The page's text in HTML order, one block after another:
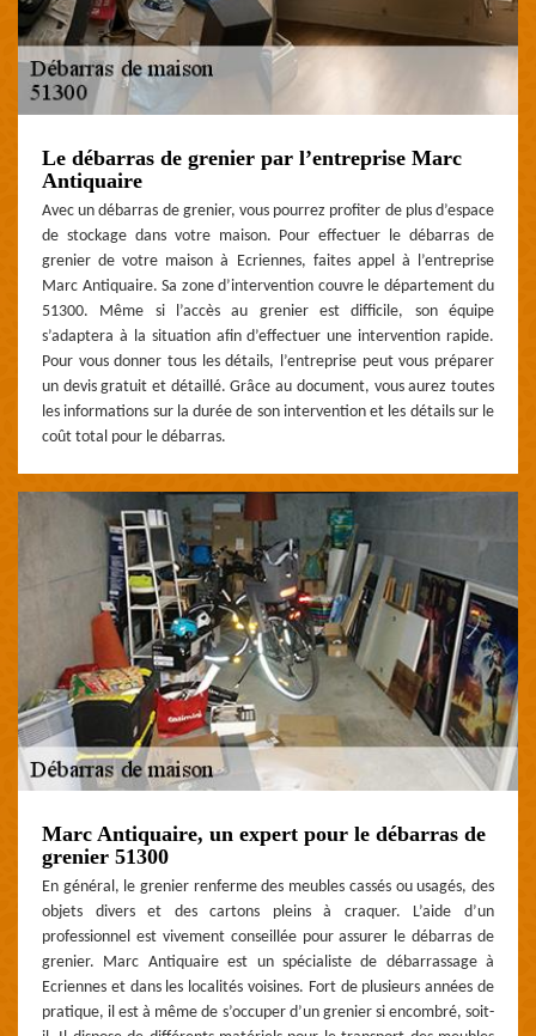
Le débarras de grenier par l’entreprise Marc
Antiquaire
Avec un débarras de grenier, vous pourrez profiter de plus d’espace
de stockage dans votre maison. Pour effectuer le débarras de
grenier de votre maison à Ecriennes, faites appel à l’entreprise
Marc Antiquaire. Sa zone d’intervention couvre le département du
51300. Même si l’accès au grenier est difficile, son équipe
s’adaptera à la situation afin d’effectuer une intervention rapide.
Pour vous donner tous les détails, l’entreprise peut vous préparer
un devis gratuit et détaillé. Grâce au document, vous aurez toutes
les informations sur la durée de son intervention et les détails sur le
coût total pour le débarras.
Marc Antiquaire, un expert pour le débarras de
grenier 51300
En général, le grenier renferme des meubles cassés ou usagés, des
objets divers et des cartons pleins à craquer. L’aide d’un
professionnel est vivement conseillée pour assurer le débarras de
grenier. Marc Antiquaire est un spécialiste de débarrassage à
Ecriennes et dans les localités voisines. Fort de plusieurs années de
pratique, il est à même de s’occuper d’un grenier si encombré, soit-